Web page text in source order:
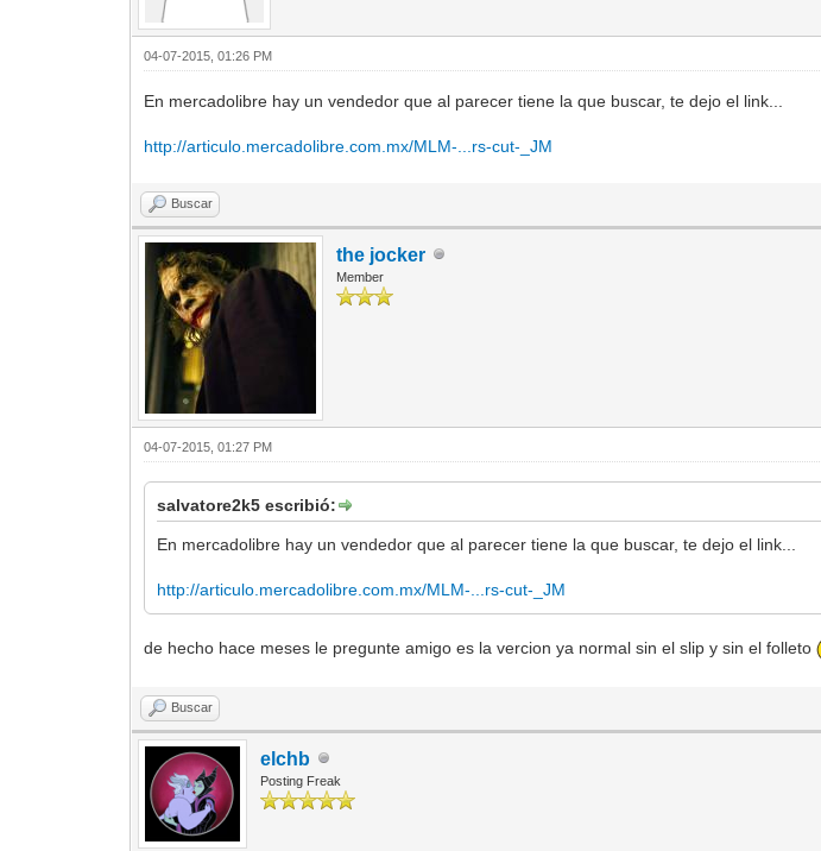
04-07-2015, 01:26 PM
En mercadolibre hay un vendedor que al parecer tiene la que buscar, te dejo el link...
http://articulo.mercadolibre.com.mx/MLM-...rs-cut-_JM
Buscar
the jocker
Member
04-07-2015, 01:27 PM
salvatore2k5 escribió:
En mercadolibre hay un vendedor que al parecer tiene la que buscar, te dejo el link...
http://articulo.mercadolibre.com.mx/MLM-...rs-cut-_JM
de hecho hace meses le pregunte amigo es la vercion ya normal sin el slip y sin el folleto
Buscar
elchb
Posting Freak